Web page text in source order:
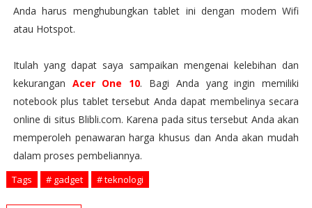
Anda harus menghubungkan tablet ini dengan modem Wifi
atau Hotspot.
Itulah yang dapat saya sampaikan mengenai kelebihan dan
kekurangan Acer One 10. Bagi Anda yang ingin memiliki
notebook plus tablet tersebut Anda dapat membelinya secara
online di situs Blibli.com. Karena pada situs tersebut Anda akan
memperoleh penawaran harga khusus dan Anda akan mudah
dalam proses pembeliannya.
Tags # gadget # teknologi